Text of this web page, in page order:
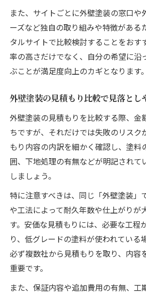
また、サイトごとに外壁塗装の窓口や
ーズなど独自の取り組みや特徴がある
タルサイトで比較検討することをおす
率の高さだけでなく、自分の希望に沿
ぶことが満足度向上のカギとなります。
外壁塗装の見積もり比較で見落とし
外壁塗装の見積もりを比較する際、金
ちですが、それだけでは失敗のリスク
もり内容の内訳を細かく確認し、塗料
囲、下地処理の有無などが明記されて
しましょう。
特に注意すべきは、同じ「外壁塗装」
や工法によって耐久年数や仕上がりが
す。安価な見積もりには、必要な工程
り、低グレードの塗料が使われている
必ず複数社から見積もりを取り、内容
重要です。
また、保証内容や追加費用の有無、工